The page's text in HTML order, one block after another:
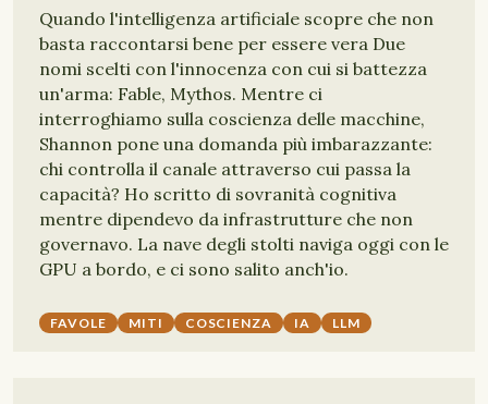
Quando l'intelligenza artificiale scopre che non
basta raccontarsi bene per essere vera Due
nomi scelti con l'innocenza con cui si battezza
un'arma: Fable, Mythos. Mentre ci
interroghiamo sulla coscienza delle macchine,
Shannon pone una domanda più imbarazzante:
chi controlla il canale attraverso cui passa la
capacità? Ho scritto di sovranità cognitiva
mentre dipendevo da infrastrutture che non
governavo. La nave degli stolti naviga oggi con le
GPU a bordo, e ci sono salito anch'io.
FAVOLE MITI COSCIENZA IA LLM